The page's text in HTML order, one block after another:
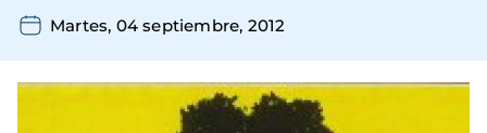
Martes, 04 septiembre, 2012